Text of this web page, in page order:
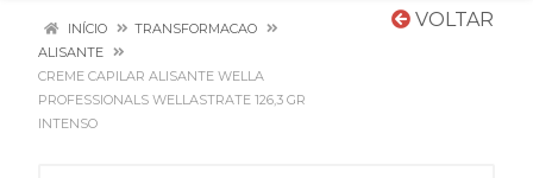
VOLTAR
INÍCIO
TRANSFORMACAO
ALISANTE
CREME CAPILAR ALISANTE WELLA
PROFESSIONALS WELLASTRATE 126,3 GR
INTENSO